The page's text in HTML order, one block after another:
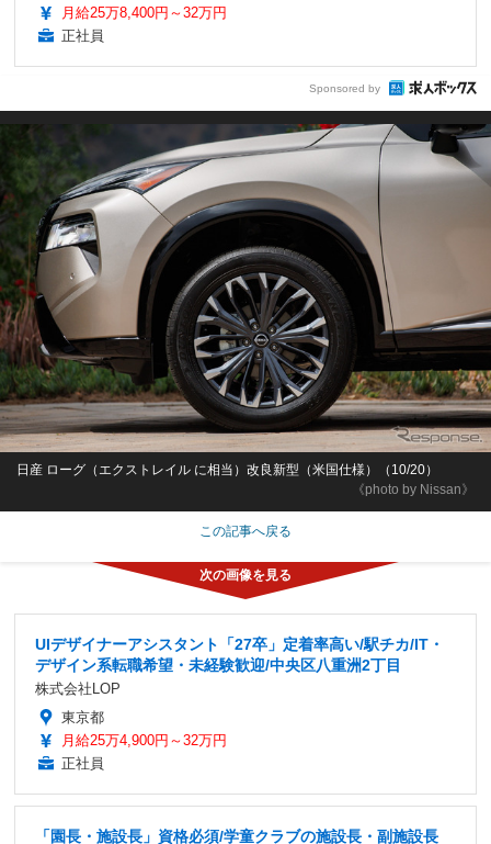
月給25万8,400円～32万円
正社員
Sponsored by
《photo by Nissan》
日産 ローグ（エクストレイル に相当）改良新型（米国仕様）（10/20）
この記事へ戻る
UIデザイナーアシスタント「27卒」定着率高い/駅チカ/IT・
デザイン系転職希望・未経験歓迎/中央区八重洲2丁目
株式会社LOP
東京都
月給25万4,900円～32万円
正社員
「園長・施設長」資格必須/学童クラブの施設長・副施設長